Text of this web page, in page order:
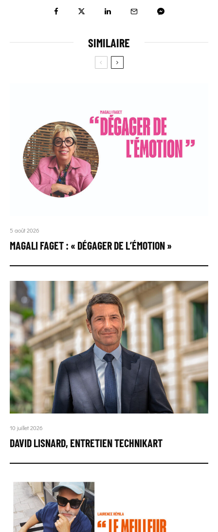
SIMILAIRE
5 août 2026
MAGALI FAGET : « DÉGAGER DE L’ÉMOTION »
10 juillet 2026
DAVID LISNARD, ENTRETIEN TECHNIKART